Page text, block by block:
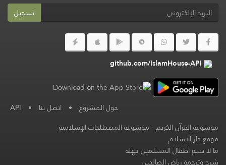
تسجيل
github.com/IslamHouse-API
حول المشروع • اتصل بنا •
API
موسوعة القرآن الكريم-موسوعة المصطلحات الإسلامية
موقع دار الإسلام
ما لا يسع أطفال المسلمين جهله
شرح وترجمة رياض الصالحين